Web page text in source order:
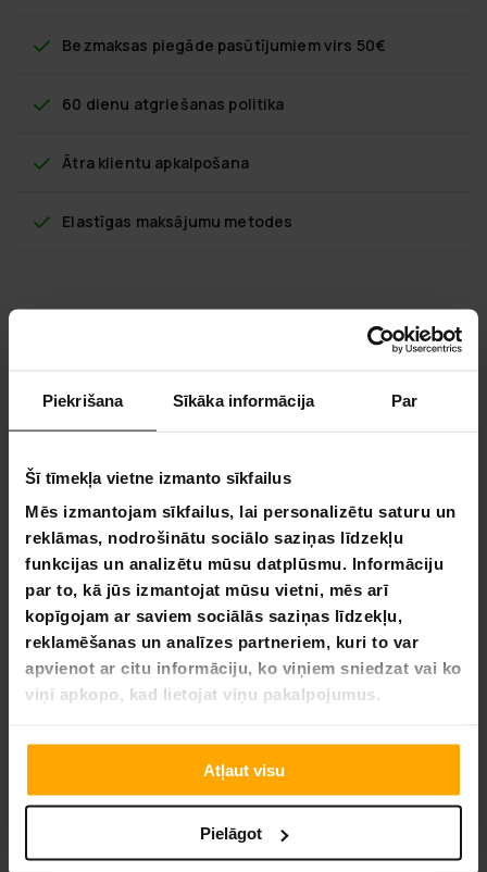
Piekrišana Sīkāka informācija Par
Šī tīmekļa vietne izmanto sīkfailus
Mēs izmantojam sīkfailus, lai personalizētu saturu un
reklāmas, nodrošinātu sociālo saziņas līdzekļu
funkcijas un analizētu mūsu datplūsmu. Informāciju
par to, kā jūs izmantojat mūsu vietni, mēs arī
kopīgojam ar saviem sociālās saziņas līdzekļu,
reklamēšanas un analīzes partneriem, kuri to var
apvienot ar citu informāciju, ko viņiem sniedzat vai ko
viņi apkopo, kad lietojat viņu pakalpojumus.
Atļaut visu
Pielāgot
Bezmaksas piegāde pasūtījumiem virs 50€
60 dienu atgriešanas politika
Ātra klientu apkalpošana
Elastīgas maksājumu metodes
Fornorth Pārnēsājama Garāža Aizstājējs
Tents 2,7x5,1m, tumši pelēka, dārza
Augstas kvalitātes un izturīgi aizstājējs teltis Fornorth
Mēs piedāvājam bezmaksas piegādi aizstājējs teltis!
Produkta informācija:
Krāsa: Tumši pelēka
Auduma materiāls: PVC
Svars: 13,32 kg
Izturīga 350g PCV teltis
Platums: 270 cm
Augstums: 200 cm
Pakas izmēri:
Garums. 66.5 cm